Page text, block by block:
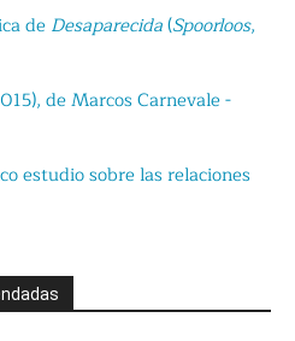
de Desaparecida(Spoorloos,
de Marcos Carnevale -
estudio sobre las relaciones